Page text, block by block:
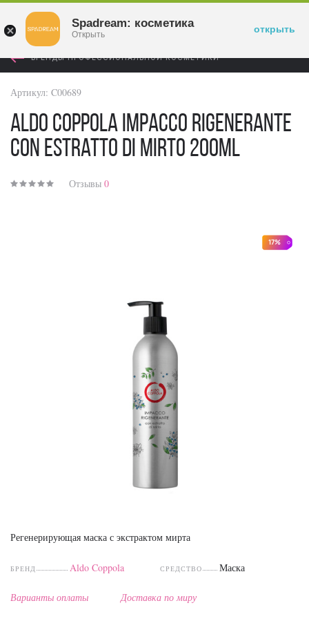
БРЕНДЫ ПРОФЕССИОНАЛЬНОЙ КОСМЕТИКИ
17%
Артикул: C00689
Aldo Coppola Impacco Rigenerante
Con Estratto Di Mirto 200ml
Отзывы 0
Регенерирующая маска с экстрактом мирта
БРЕНД Aldo Coppola СРЕДСТВО Маска
Варианты оплаты Доставка по миру
Spadream: косметика
Открыть открыть